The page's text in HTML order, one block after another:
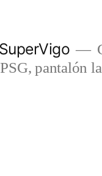
pantalón